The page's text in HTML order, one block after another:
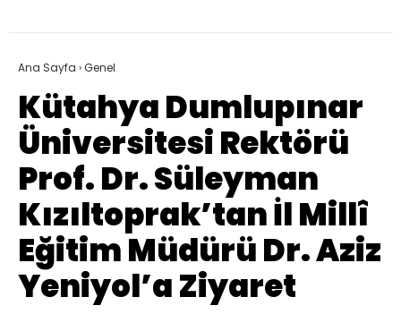
Ana Sayfa ›Genel
Kütahya Dumlupınar
Üniversitesi Rektörü
Prof. Dr. Süleyman
Kızıltoprak’tan İl Millî
Eğitim Müdürü Dr. Aziz
Yeniyol’a Ziyaret